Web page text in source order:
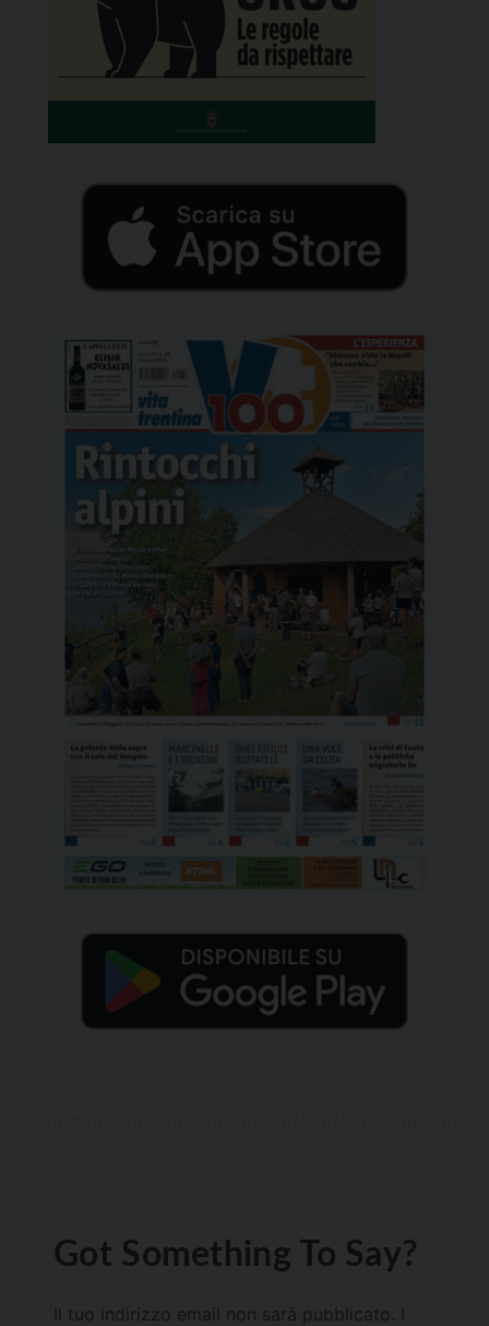
Got Something To Say?
Il tuo indirizzo email non sarà pubblicato.